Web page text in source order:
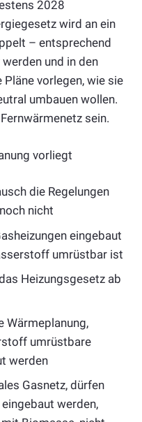
2028
wird an ein
– entsprechend
und in den
vorlegen, wie sie
umbauen wollen.
sein.
vorliegt
die Regelungen
nicht
eingebaut
umrüstbar ist
Heizungsgesetz ab
Wärmeplanung,
umrüstbare
werden
Gasnetz, dürfen
werden,